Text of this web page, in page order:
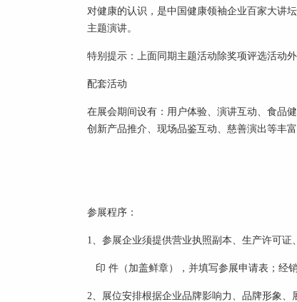
对健康的认识，是中国 健康领袖企业百家大讲
主题演讲。
特别提示：上面同期主题活动除奖项评选活动
配套活动
在展会期间设有：用户体验、演讲互动、食品
创新产品推介、现场品鉴互动、慈善演出等丰
参展程序：
1、参展企业须提供营业执照副本、生产许可
印 件（加盖鲜章），并填写参展申请表；经
2、展位安排根据企业品牌影响力、品牌形象、